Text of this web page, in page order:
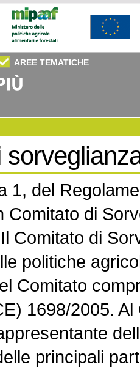
AREE TEMATICHE
1, del
Comitato di
Comitato di
politiche
Comitato
1698/2005.
principali